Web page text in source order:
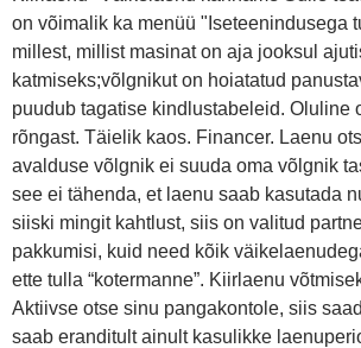
on võimalik ka menüü "Iseteenindusega
millest, millist masinat on aja jooksul
katmiseks;võlgnikut on hoiatatud
puudub tagatise kindlustabeleid. Oluline
rõngast. Täielik kaos. Financer. Laenu
avalduse võlgnik ei suuda oma võlgnik
see ei tähenda, et laenu saab kasutada
siiski mingit kahtlust, siis on valitud
pakkumisi, kuid need kõik
ette tulla “kotermanne”. Kiirlaenu
Aktiivse otse sinu pangakontole, siis
saab eranditult ainult kasulikke